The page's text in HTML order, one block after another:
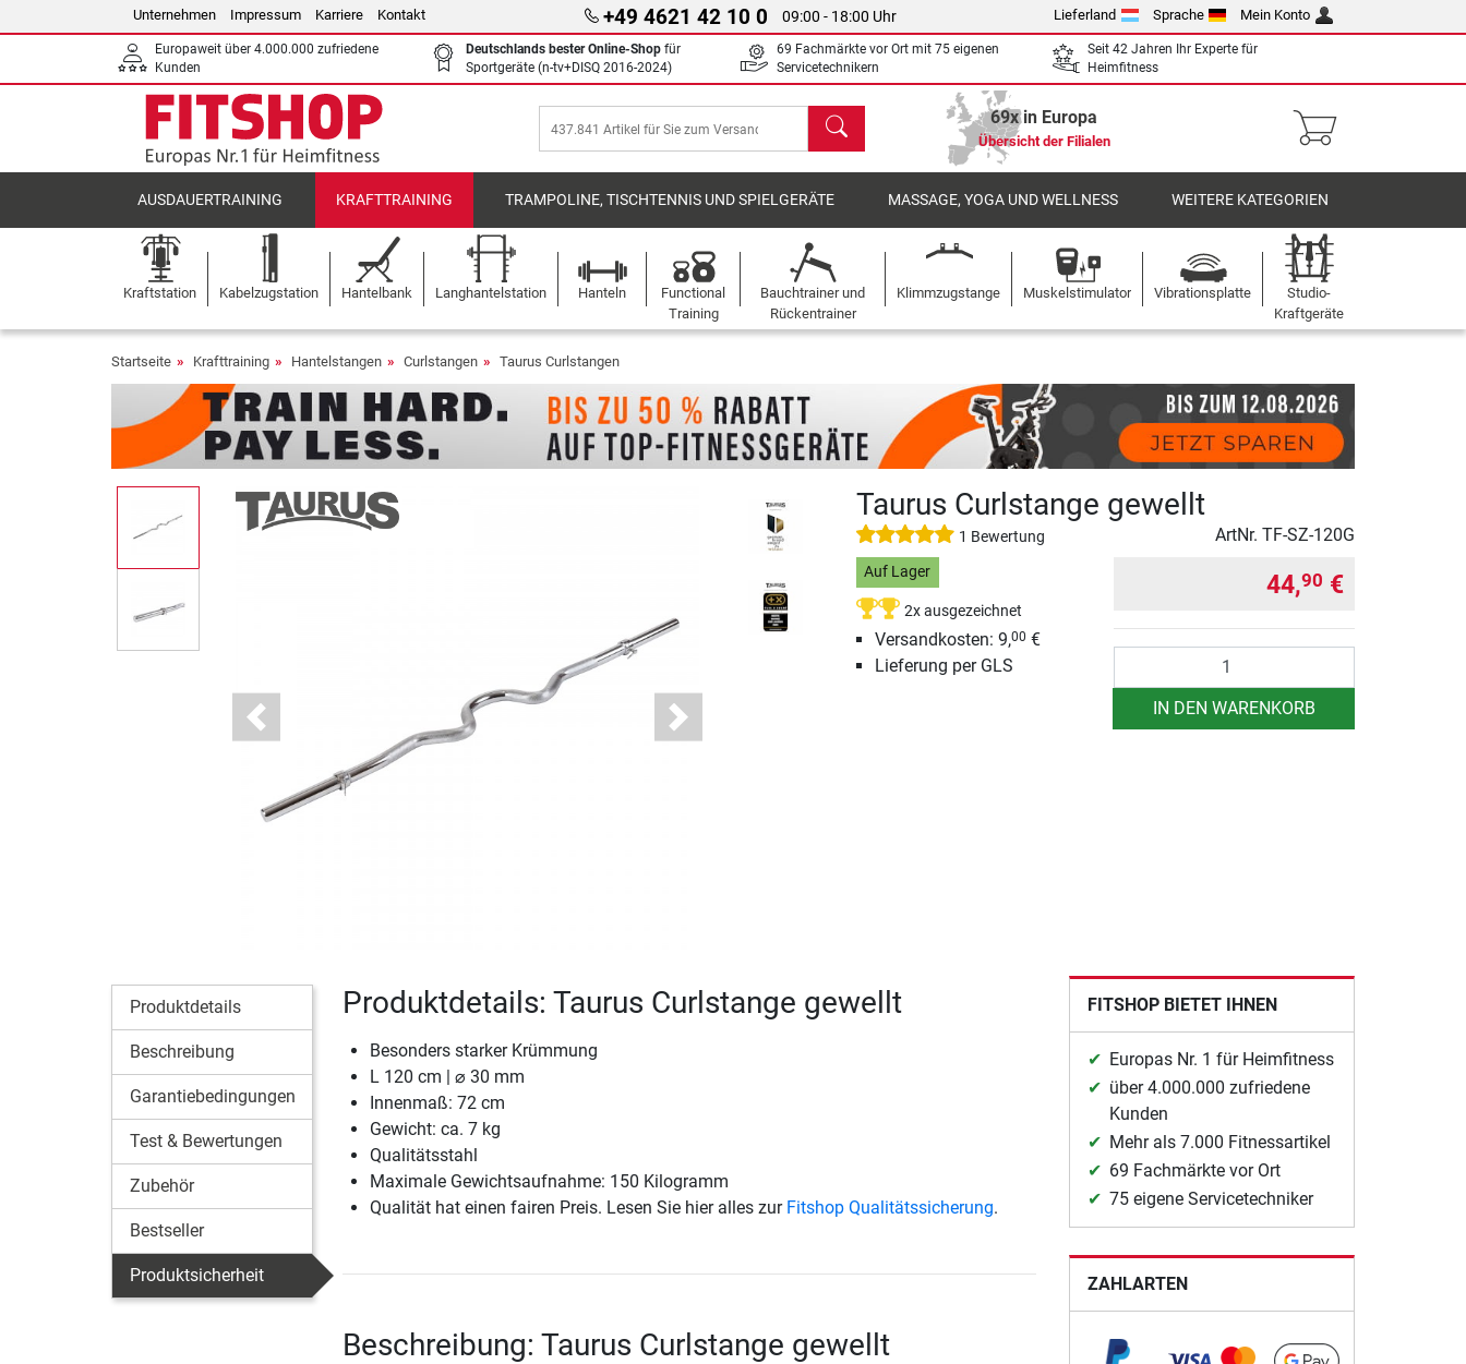
Unternehmen Impressum Karriere Kontakt +49 4621 42 10 0 09:00 - 18:00 Uhr Lieferland Sprache Mein Konto
Europaweit über 4.000.000 zufriedene
Kunden
Deutschlands bester Online-Shop für
Sportgeräte (n-tv+DISQ 2016-2024)
69 Fachmärkte vor Ort mit 75 eigenen
Servicetechnikern
Seit 42 Jahren Ihr Experte für
Heimfitness
Suchen 69x in Europa
Übersicht der Filialen
AUSDAUERTRAINING KRAFTTRAINING TRAMPOLINE, TISCHTENNIS UND SPIELGERÄTE MASSAGE, YOGA UND WELLNESS WEITERE KATEGORIEN
Kraftstation Kabelzugstation Hantelbank Langhantelstation Hanteln
Functional
Training
Bauchtrainer und
Rückentrainer
Klimmzugstange Muskelstimulator Vibrationsplatte
Studio-
Kraftgeräte
Startseite Krafttraining Hantelstangen Curlstangen Taurus Curlstangen
Previous Next
Taurus Curlstange gewellt
1 Bewertung ArtNr. TF-SZ-120G
Auf Lager
2x ausgezeichnet
Versandkosten: 9,00 €
Lieferung per GLS
44,90 €
IN DEN WARENKORB
Produktdetails
Beschreibung
Garantiebedingungen
Test & Bewertungen
Zubehör
Bestseller
Produktsicherheit
Produktdetails: Taurus Curlstange gewellt
Besonders starker Krümmung
L 120 cm | ⌀ 30 mm
Innenmaß: 72 cm
Gewicht: ca. 7 kg
Qualitätsstahl
Maximale Gewichtsaufnahme: 150 Kilogramm
Qualität hat einen fairen Preis. Lesen Sie hier alles zur Fitshop Qualitätssicherung.
Beschreibung: Taurus Curlstange gewellt
FITSHOP BIETET IHNEN
Europas Nr. 1 für Heimfitness
über 4.000.000 zufriedene
Kunden
Mehr als 7.000 Fitnessartikel
69 Fachmärkte vor Ort
75 eigene Servicetechniker
ZAHLARTEN